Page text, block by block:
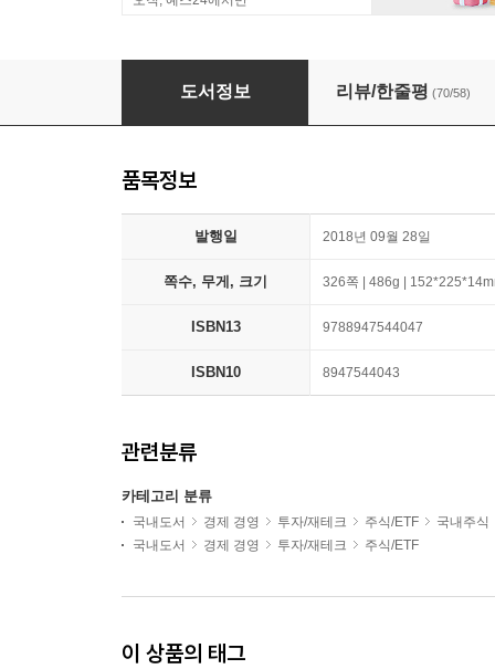
주식 공부 5일 완성
도서정보 리뷰/한줄평 (70/58)
품목정보
발행일 2018년 09월 28일
쪽수, 무게, 크기 326쪽 | 486g |
ISBN13 9788947544047
ISBN10 8947544043
관련분류
카테고리 분류
국내도서 경제 경영 투자/재테크 주식/ETF
국내주식
국내도서
경제 경영 투자/재테크 주식/ETF
이 상품의 태그